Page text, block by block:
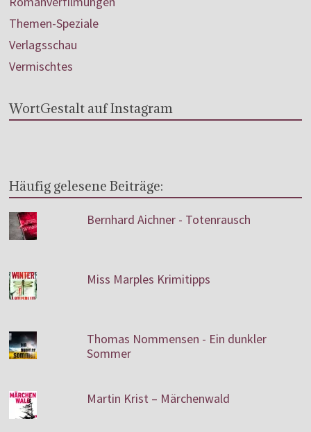
Themen-Speziale
Verlagsschau
Vermischtes
WortGestalt auf Instagram
Häufig gelesene Beiträge:
Bernhard Aichner - Totenrausch
Miss Marples Krimitipps
Thomas Nommensen - Ein dunkler
Sommer
Martin Krist – Märchenwald